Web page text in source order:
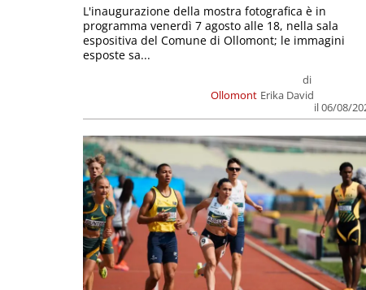
Ollomont
di
Erika David
il 06/08/
L'inaugurazione della mostra fotografica è in
programma venerdì 7 agosto alle 18, nella sala
espositiva del Comune di Ollomont; le immagini
esposte sa...